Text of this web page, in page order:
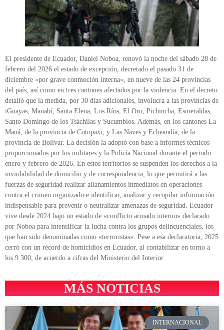
El presidente de Ecuador, Daniel Noboa, renovó la noche del sábado 28 de
febrero del 2026 el estado de excepción, decretado el pasado 31 de
diciembre «por grave conmoción interna», en nueve de las 24 provincias
del país, así como en tres cantones afectados por la violencia. En el decreto
detalló que la medida, por 30 días adicionales, involucra a las provincias de
iGuayas, Manabí, Santa Elena, Los Ríos, El Oro, Pichincha, Esmeraldas,
Santo Domingo de los Tsáchilas y Sucumbíos. Además, en los cantones La
Maná, de la provincia de Cotopaxi, y Las Naves y Echeandía, de la
provincia de Bolívar. La decisión la adoptó con base a informes técnicos
proporcionados por los militares y la Policía Nacional durante el periodo
enero y febrero de 2026. En estos territorios se suspenden los derechos a la
inviolabilidad de domicilio y de correspondencia, lo que permitirá a las
fuerzas de seguridad realizar allanamientos inmediatos en operaciones
contra el crimen organizado e identificar, analizar y recopilar información
indispensable para prevenir o neutralizar amenazas de seguridad. Ecuador
vive desde 2024 bajo un estado de «conflicto armado interno» declarado
por Noboa para intensificar la lucha contra los grupos delincuenciales, los
que han sido denominadas como «terroristas». Pese a esa declaratoria, 2025
cerró con un récord de homicidios en Ecuador, al contabilizar en torno a
los 9 300, de acuerdo a cifras del Ministerio del Interior.
MÁS NOTICIAS
INTERNACIONAL